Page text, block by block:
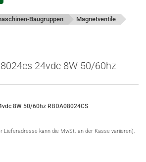
Baugruppen
Magnetventile
24vdc 8W 50/60hz
8W 50/60hz RBDA08024CS
Lieferadresse kann die MwSt. an der Kasse variieren),